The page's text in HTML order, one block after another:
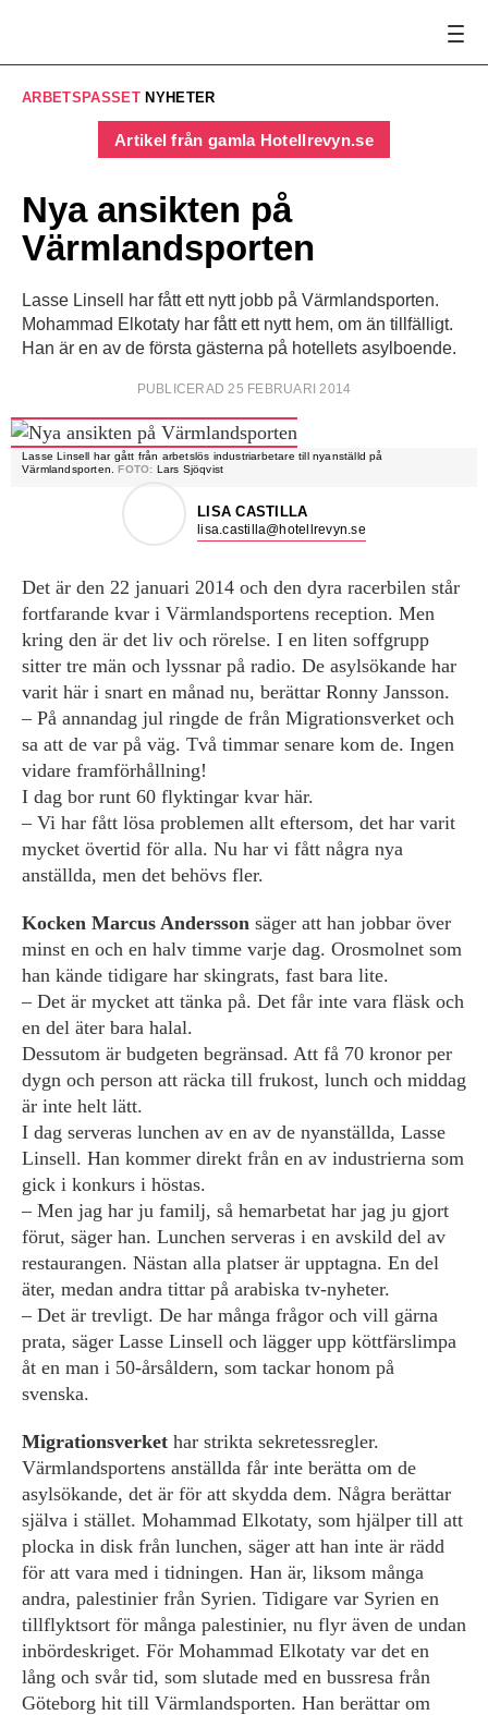
ARBETSPASSET NYHETER
Artikel från gamla Hotellrevyn.se
Nya ansikten på
Värmlandsporten
Lasse Linsell har fått ett nytt jobb på Värmlandsporten.
Mohammad Elkotaty har fått ett nytt hem, om än tillfälligt.
Han är en av de första gästerna på hotellets asylboende.
PUBLICERAD 25 FEBRUARI 2014
Lasse Linsell har gått från arbetslös industri­arbetare till nyanställd på
Värmlandsporten.FOTO: Lars Sjöqvist
LISA CASTILLA
lisa.castilla@hotellrevyn.se
Det är den 22 januari 2014 och den dyra racerbilen står
fortfarande kvar i Värmlandsportens reception. Men
kring den är det liv och rörelse. I en liten soffgrupp
sitter tre män och lyssnar på radio. De asylsökande har
varit här i snart en månad nu, berättar Ronny Jansson.
– På annandag jul ringde de från Migrationsverket och
sa att de var på väg. Två timmar senare kom de. Ingen
vidare framförhållning!
I dag bor runt 60 flyktingar kvar här.
– Vi har fått lösa problemen allt eftersom, det har varit
mycket övertid för alla. Nu har vi fått några nya
anställda, men det behövs fler.
Kocken Marcus Andersson säger att han jobbar över
minst en och en halv timme varje dag. Orosmolnet som
han kände tidigare har skingrats, fast bara lite.
– Det är mycket att tänka på. Det får inte vara fläsk och
en del äter bara halal.
Dessutom är budgeten begränsad. Att få 70 kronor per
dygn och person att räcka till frukost, lunch och middag
är inte helt lätt.
I dag serveras lunchen av en av de nyanställda, Lasse
Linsell. Han kommer direkt från en av industrierna som
gick i konkurs i höstas.
– Men jag har ju familj, så hemarbetat har jag ju gjort
förut, säger han. Lunchen serveras i en avskild del av
restaurangen. Nästan alla platser är upptagna. En del
äter, medan andra tittar på arabiska tv-nyheter.
– Det är trevligt. De har många frågor och vill gärna
prata, säger Lasse Linsell och lägger upp köttfärslimpa
åt en man i 50-årsåldern, som tackar honom på
svenska.
Migrationsverket har strikta sekretessregler.
Värmlandsportens anställda får inte berätta om de
asylsökande, det är för att skydda dem. Några berättar
själva i stället. Mohammad Elkotaty, som hjälper till att
plocka in disk från lunchen, säger att han inte är rädd
för att vara med i tidningen. Han är, liksom många
andra, palestinier från Syrien. Tidigare var Syrien en
tillflyktsort för många palestinier, nu flyr även de undan
inbördeskriget. För Mohammad Elkotaty var det en
lång och svår tid, som slutade med en bussresa från
Göteborg hit till Värmlandsporten. Han berättar om